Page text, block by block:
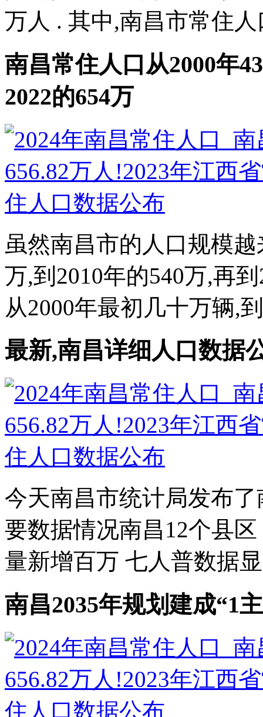
万人 . 其中,南昌市常住人
南昌常住人口从2000年
2022的654万
虽然南昌市的人口规模
万,到2010年的540万,再
从2000年最初几十万辆,
最新,南昌详细人口数据
今天南昌市统计局发布
要数据情况南昌12个县
量新增百万 七人普数据
南昌2035年规划建成“1